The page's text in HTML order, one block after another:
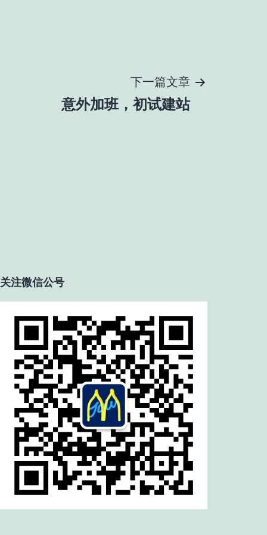
下一篇文章
意外加班，初试建站
关注微信公号